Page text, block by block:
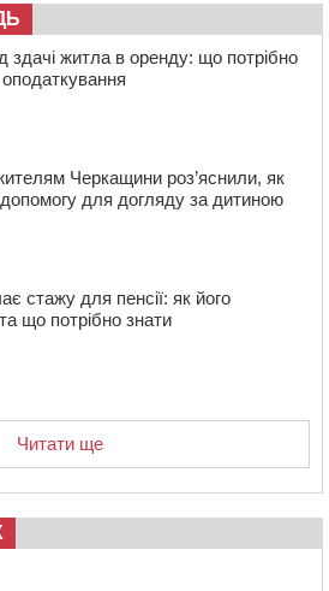
чотири золоті: черкаські
на чемпіонаті України
здачі житла в оренду: що потрібно
Черкащини роз’яснили, як
для догляду за дитиною
стажу для пенсії: як його
що потрібно знати
Читати ще